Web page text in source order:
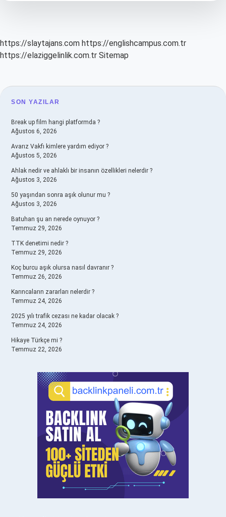
https://slaytajans.com https://englishcampus.com.tr
https://elaziggelinlik.com.tr Sitemap
SIDEBAR
SON YAZILAR
Break up film hangi platformda ?
Ağustos 6, 2026
Avarız Vakfı kimlere yardım ediyor ?
Ağustos 5, 2026
Ahlak nedir ve ahlaklı bir insanın özellikleri nelerdir ?
Ağustos 3, 2026
50 yaşından sonra aşık olunur mu ?
Ağustos 3, 2026
Batuhan şu an nerede oynuyor ?
Temmuz 29, 2026
TTK denetimi nedir ?
Temmuz 29, 2026
Koç burcu aşık olursa nasıl davranır ?
Temmuz 26, 2026
Karıncaların zararları nelerdir ?
Temmuz 24, 2026
2025 yılı trafik cezası ne kadar olacak ?
Temmuz 24, 2026
Hikaye Türkçe mi ?
Temmuz 22, 2026